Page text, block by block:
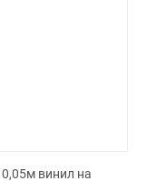
винил на